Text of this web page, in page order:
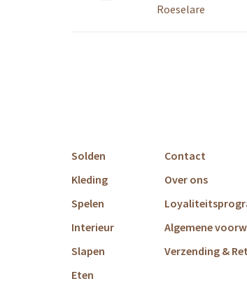
Roeselare
Solden
Kleding
Spelen
Interieur
Slapen
Eten
Contact
Over ons
Algemene
Verzending &